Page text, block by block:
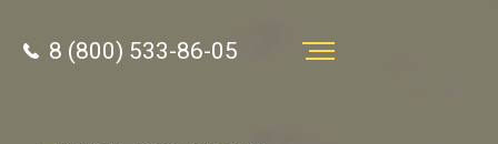
8 (800) 533-86-05